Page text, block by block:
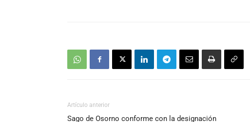
Artículo anterior
Sago de Osorno conforme con la designación